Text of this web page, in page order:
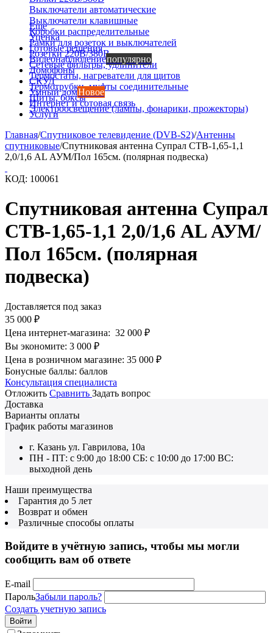
Выключатели автоматические
Выключатели клавишные
Коробки распределительные
Рамки для розеток и выключателей
Розетки 220В/380В
Сетевые фильтры, удлинители
Термостаты, нагреватели для щитов
Термотрубки, муфты соединительные
Щиты, боксы
Электроосвещение (лампы, фонарики, прожекторы)
Еще
Уценка
Готовые решения
Видеонаблюдениепопулярно
Домофоны
СКУД
Умный домНовое
Интернет и сотовая связь
Услуги
Главная/Спутниковое телевидение (DVB-S2)/Антенны
спутниковые/Спутниковая антенна Супрал СТВ-1,65-1,1
2,0/1,6 AL АУМ/Пол 165см. (полярная подвеска)
КОД: 100061
Спутниковая антенна Супрал
СТВ-1,65-1,1 2,0/1,6 AL АУМ/
Пол 165см. (полярная
подвеска)
Доставляется под заказ
35 000 ₽
Цена интернет-магазина: 32 000 ₽
Вы экономите: 3 000 ₽
Цена в розничном магазине: 35 000 ₽
Бонусные баллы: баллов
Консультация специалиста
Отложить Сравнить Задать вопрос
Доставка
Варианты оплаты
График работы магазинов
г. Казань ул. Гаврилова, 10а
ПН - ПТ: с 9:00 до 18:00 СБ: с 10:00 до 17:00 ВС:
выходной день
Наши преимущества
Гарантия до 5 лет
Возврат и обмен
Различные способы оплаты
Войдите в учётную запись, чтобы мы могли
сообщить вам об ответе
E-mail
ПарольЗабыли пароль?
Создать учетную запись
Войти